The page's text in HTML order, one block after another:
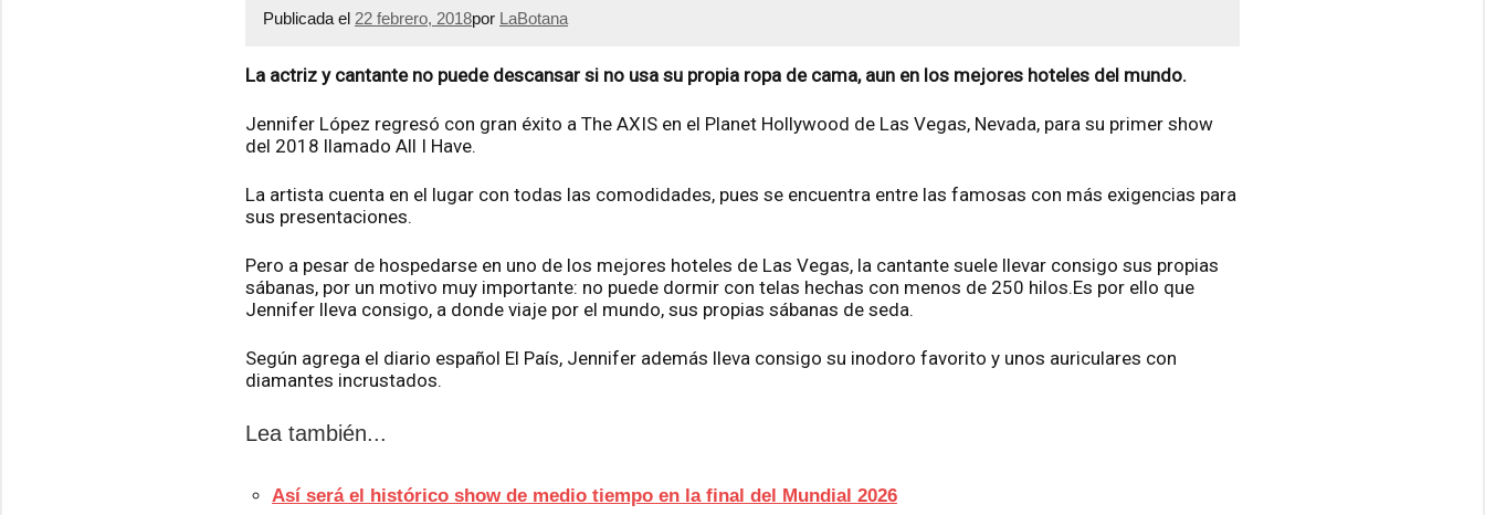
Publicada el 22 febrero, 2018por LaBotana
La actriz y cantante no puede descansar si no usa su propia ropa de cama, aun en los mejores hoteles del mundo.
Jennifer López regresó con gran éxito a The AXIS en el Planet Hollywood de Las Vegas, Nevada, para su primer show
del 2018 llamado All I Have.
La artista cuenta en el lugar con todas las comodidades, pues se encuentra entre las famosas con más exigencias para
sus presentaciones.
Pero a pesar de hospedarse en uno de los mejores hoteles de Las Vegas, la cantante suele llevar consigo sus propias
sábanas, por un motivo muy importante: no puede dormir con telas hechas con menos de 250 hilos.Es por ello que
Jennifer lleva consigo, a donde viaje por el mundo, sus propias sábanas de seda.
Según agrega el diario español El País, Jennifer además lleva consigo su inodoro favorito y unos auriculares con
diamantes incrustados.
Lea también...
Así será el histórico show de medio tiempo en la final del Mundial 2026